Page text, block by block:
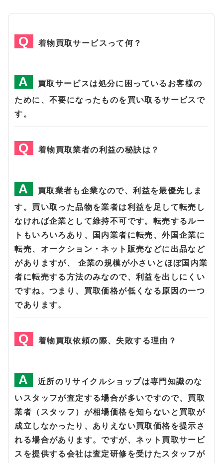
着物買取サービスって何？
買取サービスは処分に困っているお客様の
ために、不要になったものを買い取るサービスで
す。
着物買取業者の利益の秘訣は？
買取業者も企業なので、利益を最優先しま
す。買い取った品物を業者は利益を足して転売し
なければ企業として維持不可です。転売するルー
トもいろいろあり、国内業者に転売、外国企業に
転売、オークション・ネット販売などに出品など
がありますが、 企業の規模が小さいとほぼ国内業
者に転売する方法のみなので、利益を出しにくい
ですね。つまり、買取価格が低くなる原因の一つ
であります。
着物買取依頼の際、失敗する理由？
近所のリサイクルショップは専門知識のな
いスタッフが査定する場合が多いですので、買取
業者（スタッフ）が相場価格を知らないと買取が
成立しなかったり、ありえない買取価格を提示さ
れる場合があります。ですが、ネット買取サービ
スを提供する会社は査定研修を受けたスタッフが